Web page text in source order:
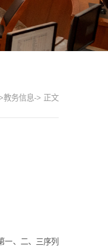
教务信息-> 正文
一、二、三序列